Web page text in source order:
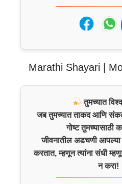
Marathi Shayari |
तुमच्यात
जब तुमच्यात ताकद आणि
गोष्ट तुमच्यासाठी
जीवनातील अडचणी
करतात, म्हणून त्यांना संधी
न करा!